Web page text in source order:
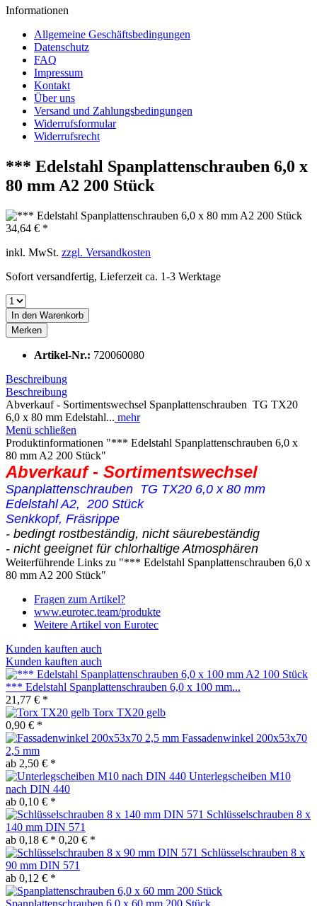
Informationen
Allgemeine Geschäftsbedingungen
Datenschutz
FAQ
Impressum
Kontakt
Über uns
Versand und Zahlungsbedingungen
Widerrufsformular
Widerrufsrecht
*** Edelstahl Spanplattenschrauben 6,0 x
80 mm A2 200 Stück
34,64 € *
inkl. MwSt. zzgl. Versandkosten
Sofort versandfertig, Lieferzeit ca. 1-3 Werktage
In den Warenkorb
Merken
Artikel-Nr.: 720060080
Beschreibung
Beschreibung
Abverkauf - Sortimentswechsel Spanplattenschrauben TG TX20
6,0 x 80 mm Edelstahl... mehr
Menü schließen
Produktinformationen "*** Edelstahl Spanplattenschrauben 6,0 x
80 mm A2 200 Stück"
Abverkauf - Sortimentswechsel
Spanplattenschrauben TG TX20 6,0 x 80 mm
Edelstahl A2, 200 Stück
Senkkopf, Fräsrippe
- bedingt rostbeständig, nicht säurebeständig
- nicht geeignet für chlorhaltige Atmosphären
Weiterführende Links zu "*** Edelstahl Spanplattenschrauben 6,0 x
80 mm A2 200 Stück"
Fragen zum Artikel?
www.eurotec.team/produkte
Weitere Artikel von Eurotec
Kunden kauften auch
Kunden kauften auch
*** Edelstahl Spanplattenschrauben 6,0 x 100 mm...
21,77 € *
Torx TX20 gelb
0,90 € *
Fassadenwinkel 200x53x70
2,5 mm
ab 2,50 € *
Unterlegscheiben M10
nach DIN 440
ab 0,10 € *
Schlüsselschrauben 8 x
140 mm DIN 571
ab 0,18 € * 0,20 € *
Schlüsselschrauben 8 x
90 mm DIN 571
ab 0,12 € *
Spanplattenschrauben 6,0 x 60 mm 200 Stück